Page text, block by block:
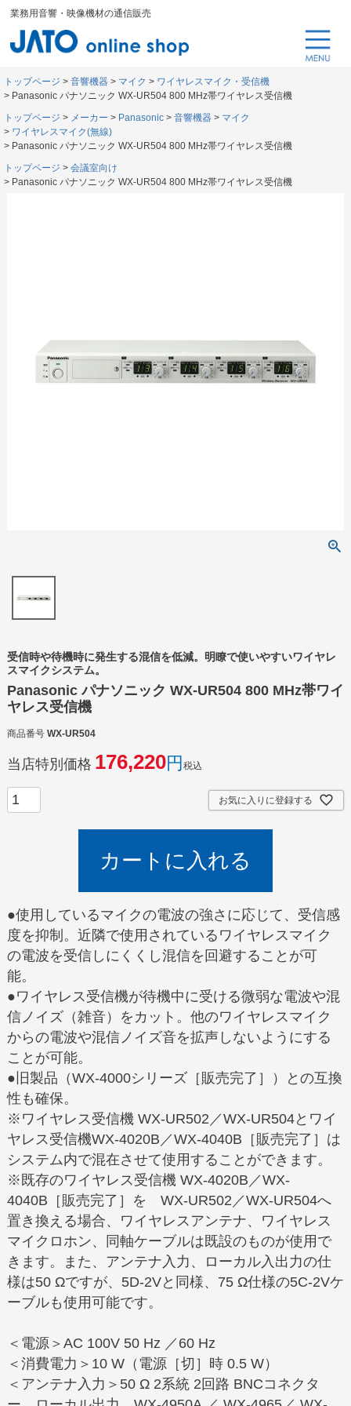
業務用音響・映像機材の通信販売
トップページ 音響機器 マイク
ワイヤレスマイク・受信機
Panasonic パナソニック WX-UR504 800 MHz帯ワイヤレス受信機
トップページ
メーカー Panasonic 音響機器
マイク
ワイヤレスマイク(無線)
Panasonic パナソニック WX-UR504 800 MHz帯ワイヤレス受信機
トップページ
会議室向け
Panasonic パナソニック WX-UR504 800 MHz帯ワイヤレス受信機
受信時や待機時に発生する混信を低減。明瞭で使いやすいワイヤレ
スマイクシステム。
Panasonic パナソニック WX-UR504 800 MHz帯ワイ
ヤレス受信機
商品番号 WX-UR504
当店特別価格 176,220 税込
お気に入りに登録する
カートに入れる
●使用しているマイクの電波の強さに応じて、受信感
度を抑制。近隣で使用されているワイヤレスマイク
の電波を受信しにくくし混信を回避することが可
能。
●ワイヤレス受信機が待機中に受ける微弱な電波や混
信ノイズ（雑音）をカット。他のワイヤレスマイク
からの電波や混信ノイズ音を拡声しないようにする
ことが可能。
●旧製品（WX-4000シリーズ［販売完了］）との互換
性も確保。
※ワイヤレス受信機 WX-UR502／WX-UR504とワイ
ヤレス受信機WX-4020B／WX-4040B［販売完了］は
システム内で混在させて使用することができます。
※既存のワイヤレス受信機 WX-4020B／WX-
4040B［販売完了］を WX-UR502／WX-UR504へ
置き換える場合、ワイヤレスアンテナ、ワイヤレス
マイクロホン、同軸ケーブルは既設のものが使用で
きます。また、アンテナ入力、ローカル入出力の仕
様は50 Ωですが、5D-2Vと同様、75 Ω仕様の5C-2Vケ
ーブルも使用可能です。
＜電源＞AC 100V 50 Hz ／60 Hz
＜消費電力＞10 W（電源［切］時 0.5 W）
＜アンテナ入力＞50 Ω 2系統 2回路 BNCコネクタ